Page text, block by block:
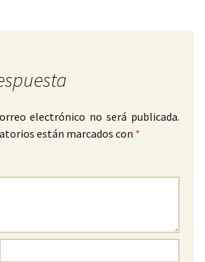
electrónico no será publicada.
están marcados con *